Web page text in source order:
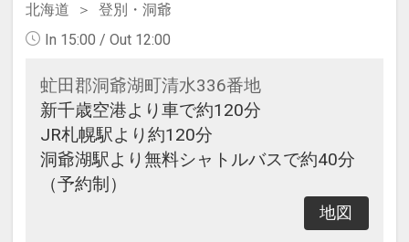
北海道
登別・洞爺
In 15:00 / Out 12:00
虻田郡洞爺湖町清水336番地
新千歳空港より車で約120分
JR札幌駅より約120分
洞爺湖駅より無料シャトルバスで約40分
（予約制）
地図